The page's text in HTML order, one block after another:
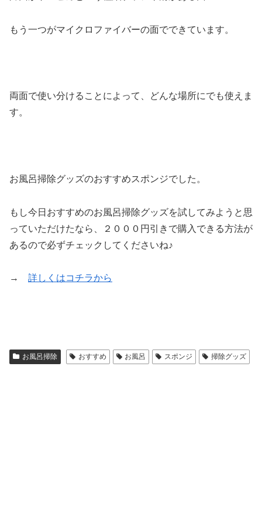
もう一つがマイクロファイバーの面でできています。
両面で使い分けることによって、どんな場所にでも使えま
す。
お風呂掃除グッズのおすすめスポンジでした。
もし今日おすすめのお風呂掃除グッズを試してみようと思
っていただけたなら、２０００円引きで購入できる方法が
あるので必ずチェックしてくださいね♪
→ 詳しくはコチラから
お風呂掃除 おすすめ お風呂 スポンジ 掃除グッズ